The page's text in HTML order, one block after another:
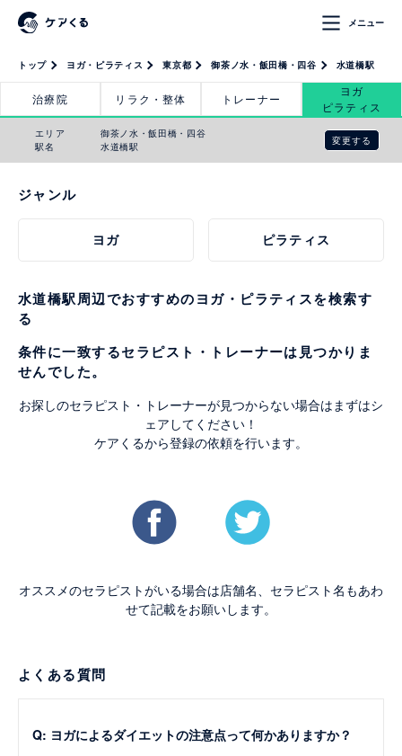
メニュー
トップ ヨガ・ピラティス 東京都 御茶ノ水・飯田橋・四谷 水道橋駅
治療院 リラク・整体 トレーナー
ヨガ
ピラティス
エリア
駅名
御茶ノ水・飯田橋・四谷
水道橋駅
変更する
ジャンル
ヨガ ピラティス
水道橋駅周辺でおすすめのヨガ・ピラティスを検索す
る
条件に一致するセラピスト・トレーナーは見つかりま
せんでした。
お探しのセラピスト・トレーナーが見つからない場合はまずはシ
ェアしてください！
ケアくるから登録の依頼を行います。
オススメのセラピストがいる場合は店舗名、セラピスト名もあわ
せて記載をお願いします。
よくある質問
Q: ヨガによるダイエットの注意点って何かありますか？